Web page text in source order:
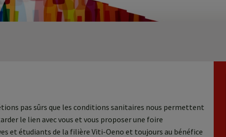
pas sûrs que les conditions sanitaires nous permettent
le lien avec vous et vous proposer une foire
et étudiants de la filière Viti-Oeno et toujours au bénéfice